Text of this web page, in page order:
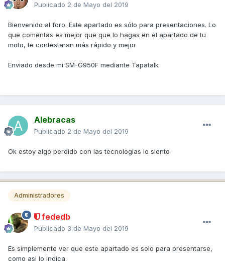
Publicado 2 de Mayo del 2019
Bienvenido al foro. Este apartado es sólo para presentaciones. Lo
que comentas es mejor que que lo hagas en el apartado de tu
moto, te contestaran más rápido y mejor
Enviado desde mi SM-G950F mediante Tapatalk
Alebracas
Publicado 2 de Mayo del 2019
Ok estoy algo perdido con las tecnologias lo siento
Administradores
fededb
Publicado 3 de Mayo del 2019
Es simplemente ver que este apartado es solo para presentarse,
como asi lo indica.